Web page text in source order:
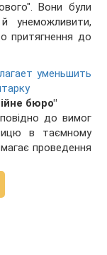
Вони були
унеможливити,
притягнення до
уменьшить
бюро"
до вимог
в таємному
проведення